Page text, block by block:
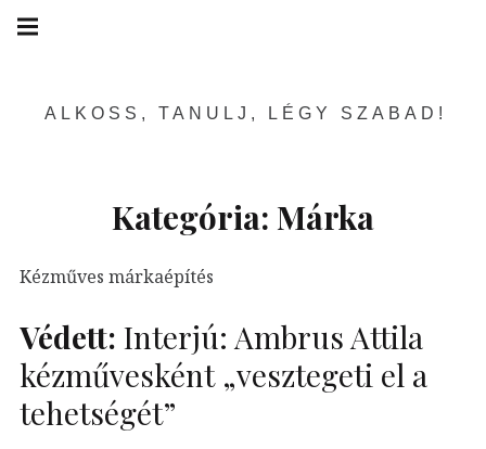
Skip
ALKOSS, TANULJ, LÉGY SZABAD!
navigation
Kategória: Márka
Kézműves márkaépítés
Védett: Interjú: Ambrus Attila
kézművesként „vesztegeti el a
tehetségét”